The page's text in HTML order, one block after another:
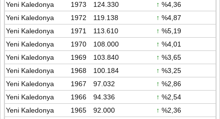
Yeni Kaledonya
1973 124.330 ↑ %4,36
Yeni Kaledonya
1972 119.138 ↑ %4,87
Yeni Kaledonya
1971 113.610 ↑ %5,19
Yeni Kaledonya
1970 108.000 ↑ %4,01
Yeni Kaledonya
1969 103.840 ↑ %3,65
Yeni Kaledonya
1968 100.184 ↑ %3,25
Yeni Kaledonya
1967 97.032 ↑ %2,86
Yeni Kaledonya
1966 94.336 ↑ %2,54
Yeni Kaledonya
1965 92.000 ↑ %2,36